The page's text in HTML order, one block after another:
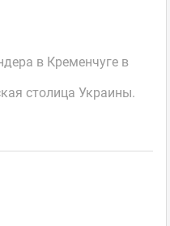
в Кременчуге в
столица Украины.